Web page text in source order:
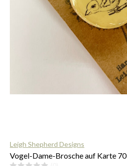
Leigh Shepherd Designs
Vogel-Dame-Brosche auf Karte 70